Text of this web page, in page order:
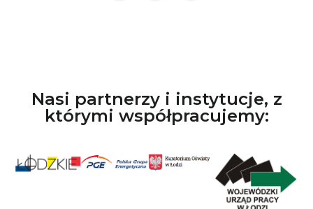
Nasi partnerzy i instytucje, z
którymi współpracujemy: